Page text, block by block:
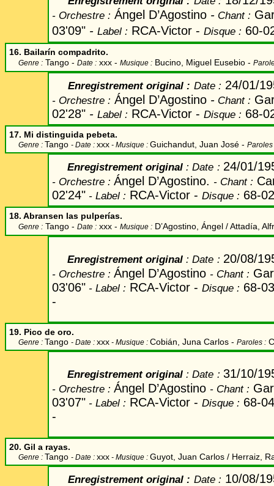
- Orchestre : Ángel D’Agostino - Chant:
03'09" - Label : RCA-Victor - Disque : 60-
16. Bailarín compadrito.
Genre : Tango - Date : xxx - Musique : Bucino, Miguel Eusebio -
Enregistrement original : Date : 24/01/
- Orchestre : Ángel D’Agostino - Chant:
02'28" - Label : RCA-Victor - Disque : 68-
17. Mi distinguida pebeta.
Genre : Tango - Date : xxx - Musique : Guichandut, Juan José - Paroles
Enregistrement original : Date : 24/01/
- Orchestre : Ángel D’Agostino. - Chant:
02'24" - Label : RCA-Victor - Disque : 68-
18. Abransen las pulperías.
Genre : Tango - Date : xxx - Musique : D’Agostino, Ángel / Attadía,
Enregistrement original : Date : 20/08/
- Orchestre : Ángel D’Agostino - Chant:
03'06" - Label : RCA-Victor - Disque : 68-
-
19. Pico de oro.
Genre : Tango - Date : xxx - Musique : Cobián, Juna Carlos - Paroles :
Enregistrement original : Date : 31/10/
- Orchestre : Ángel D’Agostino - Chant:
03'07" - Label : RCA-Victor - Disque : 68-
-
20. Gil a rayas.
Genre : Tango - Date : xxx - Musique : Guyot, Juan Carlos / Herraiz,
Enregistrement original : Date : 10/08/